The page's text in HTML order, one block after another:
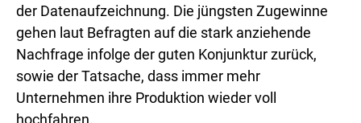
der Datenaufzeichnung. Die jüngsten Zugewinne
gehen laut Befragten auf die stark anziehende
Nachfrage infolge der guten Konjunktur zurück,
sowie der Tatsache, dass immer mehr
Unternehmen ihre Produktion wieder voll
hochfahren.